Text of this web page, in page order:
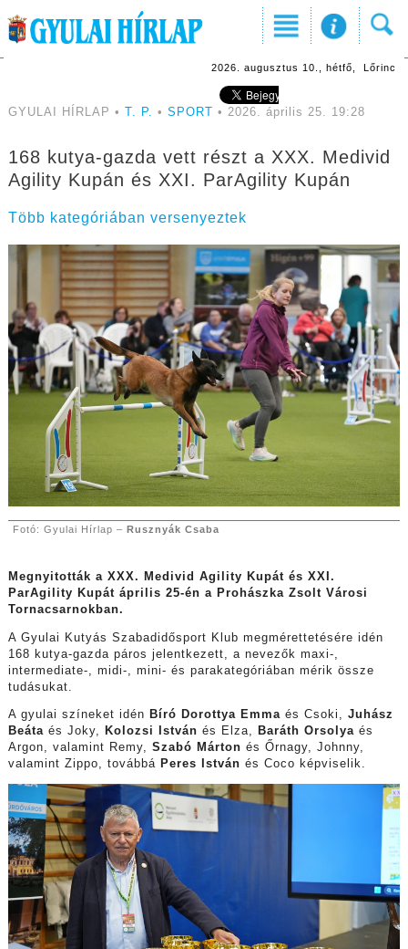
2026. augusztus 10., hétfő, Lőrinc
GYULAI HÍRLAP • T. P. • SPORT • 2026. április 25. 19:28
168 kutya-gazda vett részt a XXX. Medivid
Agility Kupán és XXI. ParAgility Kupán
Több kategóriában versenyeztek
Fotó: Gyulai Hírlap – Rusznyák Csaba
Megnyitották a XXX. Medivid Agility Kupát és XXI.
ParAgility Kupát április 25-én a Prohászka Zsolt Városi
Tornacsarnokban.
A Gyulai Kutyás Szabadidősport Klub megmérettetésére idén
168 kutya-gazda páros jelentkezett, a nevezők maxi-,
intermediate-, midi-, mini- és parakategóriában mérik össze
tudásukat.
A gyulai színeket idén Bíró Dorottya Emmaés Csoki, Juhász
Beátaés Joky, Kolozsi István és Elza, Baráth Orsolyaés
Argon, valamint Remy, Szabó Márton és Őrnagy, Johnny,
valamint Zippo, továbbá Peres István és Coco képviselik.